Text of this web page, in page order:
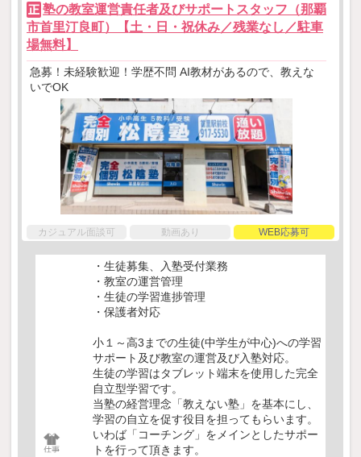
正 塾の教室運営責任者及びサポートスタッフ（那覇
市首里汀良町）【土・日・祝休み／残業なし／駐車
場無料】
急募！未経験歓迎！学歴不問 AI教材があるので、教えな
いでOK
カジュアル面談可 動画あり WEB応募可
・生徒募集、入塾受付業務
・教室の運営管理
・生徒の学習進捗管理
・保護者対応
小１～高3までの生徒(中学生が中心)への学習
サポート及び教室の運営及び入塾対応。
生徒の学習はタブレット端末を使用した完全
自立型学習です。
当塾の経営理念「教えない塾」を基本にし、
学習の自立を促す役目を担ってもらいます。
いわば「コーチング」をメインとしたサポー
トを行って頂きます。